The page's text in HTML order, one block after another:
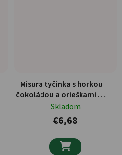
Misura tyčinka s horkou
čokoládou a orieškami 4 x
30 g
Skladom
€6,68
